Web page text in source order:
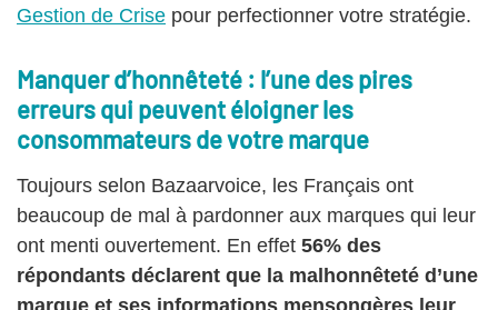
Gestion de Crise pour perfectionner votre stratégie.
Manquer d’honnêteté : l’une des pires
erreurs qui peuvent éloigner les
consommateurs de votre marque
Toujours selon Bazaarvoice, les Français ont
beaucoup de mal à pardonner aux marques qui leur
ont menti ouvertement. En effet 56% des
répondants déclarent que la malhonnêteté d’une
marque et ses informations mensongères leur